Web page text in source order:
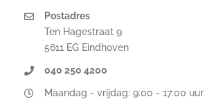
Postadres
Ten Hagestraat 9
5611 EG Eindhoven
040 250 4200
Maandag - vrijdag: 9:00 - 17:00 uur